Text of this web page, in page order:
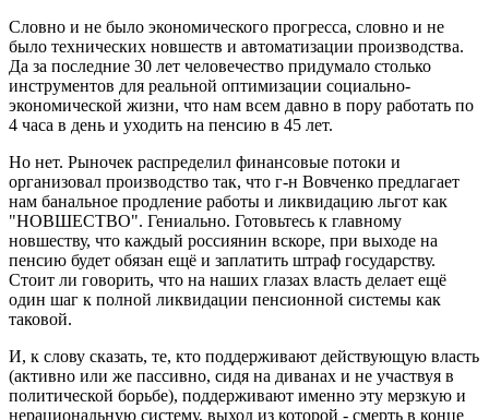
Словно и не было экономического прогресса, словно и не
было технических новшеств и автоматизации производства.
Да за последние 30 лет человечество придумало столько
инструментов для реальной оптимизации социально-
экономической жизни, что нам всем давно в пору работать по
4 часа в день и уходить на пенсию в 45 лет.
Но нет. Рыночек распределил финансовые потоки и
организовал производство так, что г-н Вовченко предлагает
нам банальное продление работы и ликвидацию льгот как
"НОВШЕСТВО". Гениально. Готовьтесь к главному
новшеству, что каждый россиянин вскоре, при выходе на
пенсию будет обязан ещё и заплатить штраф государству.
Стоит ли говорить, что на наших глазах власть делает ещё
один шаг к полной ликвидации пенсионной системы как
таковой.
И, к слову сказать, те, кто поддерживают действующую власть
(активно или же пассивно, сидя на диванах и не участвуя в
политической борьбе), поддерживают именно эту мерзкую и
нерациональную систему, выход из которой - смерть в конце